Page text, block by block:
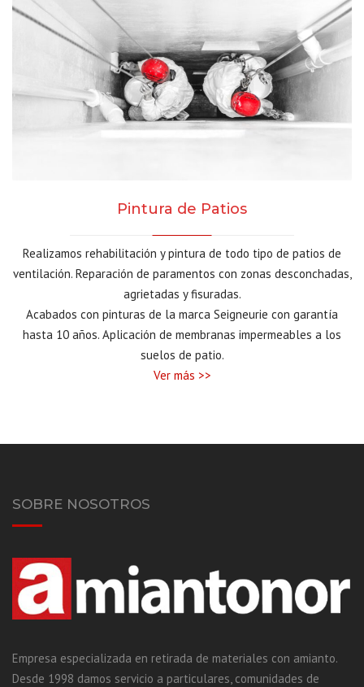
Pintura de Patios
Realizamos rehabilitación y pintura de todo tipo de patios de
ventilación. Reparación de paramentos con zonas desconchadas,
agrietadas y fisuradas.
Acabados con pinturas de la marca Seigneurie con garantía
hasta 10 años. Aplicación de membranas impermeables a los
suelos de patio.
Ver más >>
SOBRE NOSOTROS
Empresa especializada en retirada de materiales con amianto.
Desde 1998 damos servicio a particulares, comunidades de